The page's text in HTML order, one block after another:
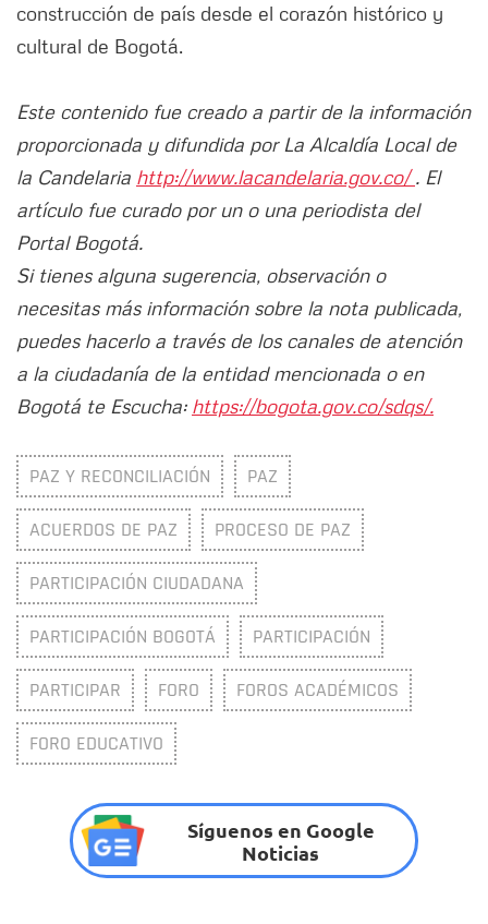
construcción de país desde el corazón histórico y
cultural de Bogotá.
Este contenido fue creado a partir de la información
proporcionada y difundida por La Alcaldía Local de
la Candelaria http://www.lacandelaria.gov.co/. El
artículo fue curado por un o una periodista del
Portal Bogotá.
Si tienes alguna sugerencia, observación o
necesitas más información sobre la nota publicada,
puedes hacerlo a través de los canales de atención
a la ciudadanía de la entidad mencionada o en
Bogotá te Escucha: https://bogota.gov.co/sdqs/.
PAZ Y RECONCILIACIÓN PAZ
ACUERDOS DE PAZ PROCESO DE PAZ
PARTICIPACIÓN CIUDADANA
PARTICIPACIÓN BOGOTÁ PARTICIPACIÓN
PARTICIPAR FORO FOROS ACADÉMICOS
FORO EDUCATIVO
Síguenos en Google
Noticias